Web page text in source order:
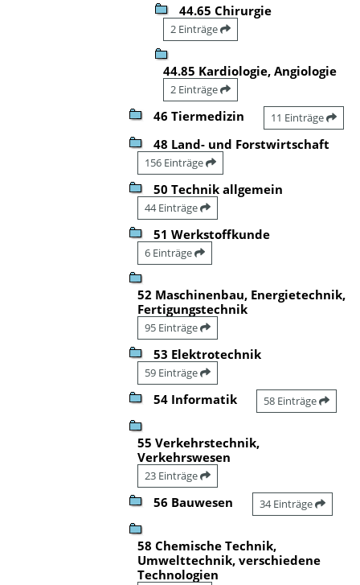
44.65 Chirurgie
2 Einträge
44.85 Kardiologie, Angiologie
2 Einträge
46 Tiermedizin 11 Einträge
48 Land- und Forstwirtschaft
156 Einträge
50 Technik allgemein
44 Einträge
51 Werkstoffkunde
6 Einträge
52 Maschinenbau, Energietechnik,
Fertigungstechnik
95 Einträge
53 Elektrotechnik
59 Einträge
54 Informatik 58 Einträge
55 Verkehrstechnik,
Verkehrswesen
23 Einträge
56 Bauwesen 34 Einträge
58 Chemische Technik,
Umwelttechnik, verschiedene
Technologien